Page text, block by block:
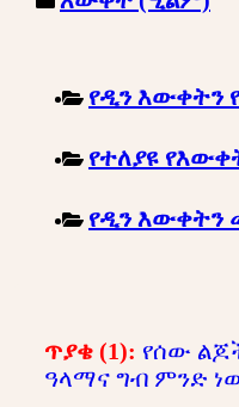
የዲን እውቀትን
የተለያዩ
የዲን እውቀትን
ጥያቄ (1): የሰው
ዓላማና ግብ ምንድ